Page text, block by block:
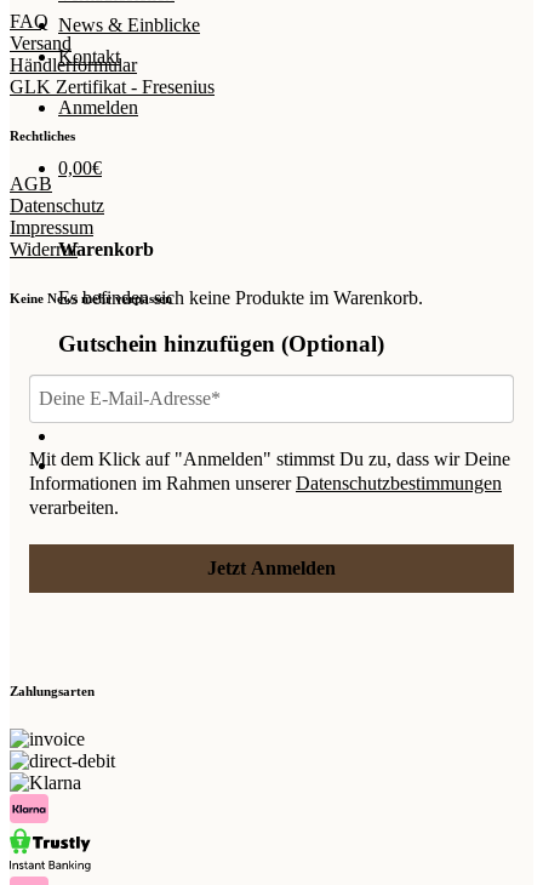
News & Einblicke
Kontakt
Anmelden
0,00€
Warenkorb
Es befinden sich keine Produkte im Warenkorb.
Gutschein hinzufügen (Optional)
FAQ
Versand
Händlerformular
GLK Zertifikat - Fresenius
Rechtliches
AGB
Datenschutz
Impressum
Widerruf
Keine News mehr verpassen
Mit dem Klick auf "Anmelden" stimmst Du zu, dass wir Deine
Informationen im Rahmen unsererDatenschutzbestimmungen
verarbeiten.
Jetzt Anmelden
Zahlungsarten